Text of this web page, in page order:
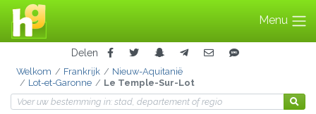
Menu
Delen
Welkom Frankrijk
Nieuw-Aquitanië
Lot-et-Garonne
Le Temple-Sur-Lot